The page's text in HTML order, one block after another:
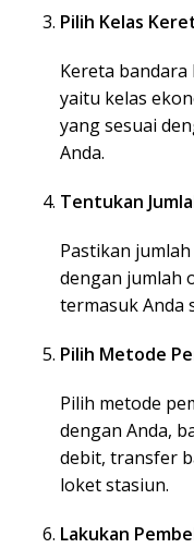
Pilih Kelas
Kereta bandara
yaitu kelas
yang sesuai
Anda.
Tentukan
Pastikan
dengan jumlah
termasuk Anda
Pilih Metode
Pilih metode
dengan Anda,
debit, transfer
loket stasiun.
Lakukan